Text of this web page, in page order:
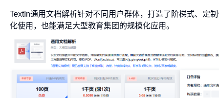
TextIn通用文档解析针对不同用户群体，打造了阶梯式、定
化使用，也能满足大型教育集团的规模化应用。